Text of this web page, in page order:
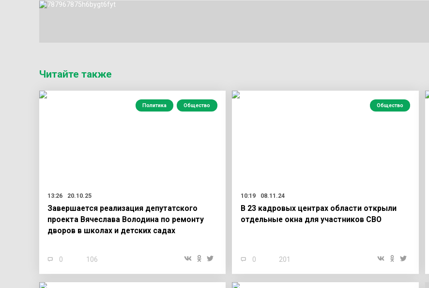
Читайте также
Политика Общество
13:26 20.10.25
Завершается реализация депутатского
проекта Вячеслава Володина по ремонту
дворов в школах и детских садах
0 106
Общество
10:19 08.11.24
В 23 кадровых центрах области открыли
отдельные окна для участников СВО
0 201